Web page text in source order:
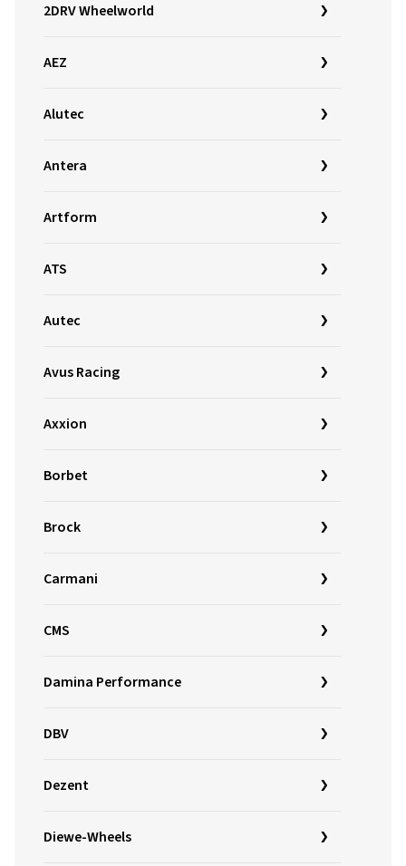
2DRV Wheelworld
AEZ
Alutec
Antera
Artform
ATS
Autec
Avus Racing
Axxion
Borbet
Brock
Carmani
CMS
Damina Performance
DBV
Dezent
Diewe-Wheels